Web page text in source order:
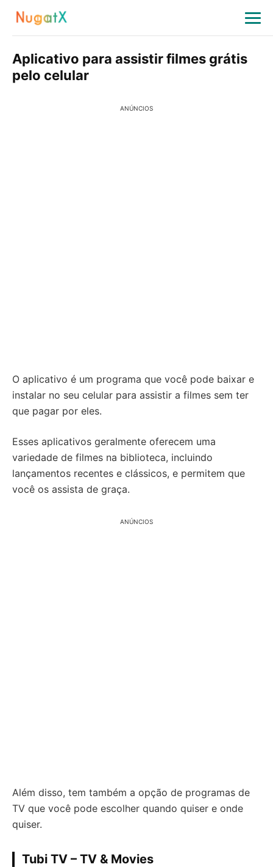
Aplicativo para assistir filmes grátis
pelo celular
ANÚNCIOS
O aplicativo é um programa que você pode baixar e
instalar no seu celular para assistir a filmes sem ter
que pagar por eles.
Esses aplicativos geralmente oferecem uma
variedade de filmes na biblioteca, incluindo
lançamentos recentes e clássicos, e permitem que
você os assista de graça.
ANÚNCIOS
Além disso, tem também a opção de programas de
TV que você pode escolher quando quiser e onde
quiser.
Tubi TV – TV & Movies